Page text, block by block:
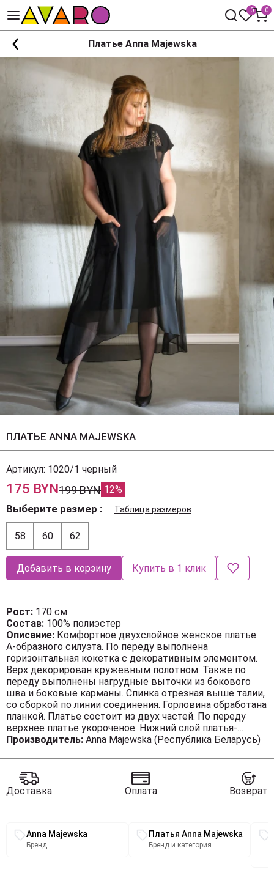
0 0
Платье Anna Majewska
ПЛАТЬЕ ANNA MAJEWSKA
Артикул: 1020/1 черный
175 BYN199 BYN 12%
Выберите размер Таблица размеров
58 60 62
Добавить в корзину Купить в 1 клик
Рост: 170 см
Состав: 100% полиэстер
Описание: Комфортное двухслойное женское платье
А-образного силуэта. По переду выполнена
горизонтальная кокетка с декоративным элементом.
Верх декорирован кружевным полотном. Также по
переду выполнены нагрудные выточки из бокового
шва и боковые карманы. Спинка отрезная выше талии,
со сборкой по линии соединения. Горловина обработана
планкой. Платье состоит из двух частей. По переду
верхнее платье укороченое. Нижний слой платья-
комбинация. Длина изделия по спинке - 133 см., по
Производитель: Anna Majewska (Республика Беларусь)
Доставка Оплата Возврат
Связанные разделы каталога
Anna Majewska
Бренд
Платья Anna Majewska
Бренд и категория